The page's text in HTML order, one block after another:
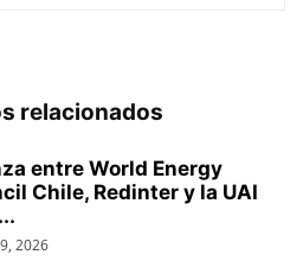
relacionados
entre World Energy
Chile, Redinter y la UAI
2026